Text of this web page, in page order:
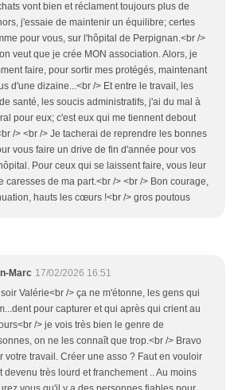
vont bien et réclament toujours plus de
j'essaie de maintenir un équilibre; certes
pour vous, sur l'hôpital de Perpignan.<br />
veut que je crée MON association. Alors, je
faire, pour sortir mes protégés, maintenant
d'une dizaine...<br /> Et entre le travail, les
santé, les soucis administratifs, j'ai du mal à
pour eux; c'est eux qui me tiennent debout
/> <br /> Je tacherai de reprendre les bonnes
vous faire un drive de fin d'année pour vos
Pour ceux qui se laissent faire, vous leur
caresses de ma part.<br /> <br /> Bon courage,
hauts les cœurs !<br /> gros poutous
Marc 17/02/2026 16:51
Valérie<br /> ça ne m'étonne, les gens qui
pour capturer et qui après qui crient au
/> je vois très bien le genre de
on ne les connaît que trop.<br /> Bravo
votre travail. Créer une asso ? Faut en vouloir
devenu très lourd et franchement .. Au moins